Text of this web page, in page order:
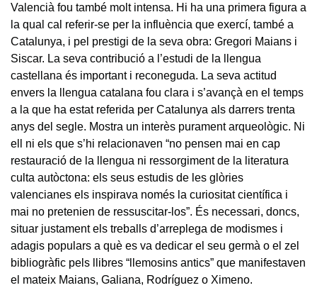
Valencià fou també molt intensa. Hi ha una primera figura a
la qual cal referir-se per la influència que exercí, també a
Catalunya, i pel prestigi de la seva obra: Gregori Maians i
Siscar. La seva contribució a l’estudi de la llengua
castellana és important i reconeguda. La seva actitud
envers la llengua catalana fou clara i s’avançà en el temps
a la que ha estat referida per Catalunya als darrers trenta
anys del segle. Mostra un interès purament arqueològic. Ni
ell ni els que s’hi relacionaven “no pensen mai en cap
restauració de la llengua ni ressorgiment de la literatura
culta autòctona: els seus estudis de les glòries
valencianes els inspirava només la curiositat científica i
mai no pretenien de ressuscitar-los”. És necessari, doncs,
situar justament els treballs d’arreplega de modismes i
adagis populars a què es va dedicar el seu germà o el zel
bibliogràfic pels llibres “llemosins antics” que manifestaven
el mateix Maians, Galiana, Rodríguez o Ximeno.